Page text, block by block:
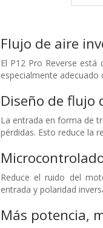
Flujo de aire
El P12 Pro Reverse
especialmente
Diseño de flujo
La entrada en forma de
pérdidas. Esto reduce la
Reduce el ruido del
entrada y polaridad
Más potencia,